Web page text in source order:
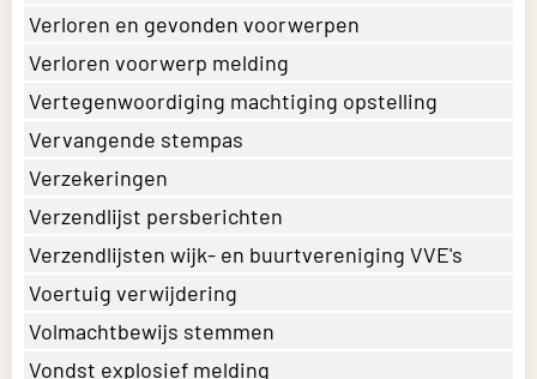
Verloren en gevonden voorwerpen
Verloren voorwerp melding
Vertegenwoordiging machtiging opstelling
Vervangende stempas
Verzekeringen
Verzendlijst persberichten
Verzendlijsten wijk- en buurtvereniging VVE's
Voertuig verwijdering
Volmachtbewijs stemmen
Vondst explosief melding